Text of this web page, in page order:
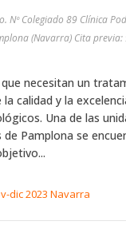
Nº Colegiado 89 Clínica
(Navarra) Cita
necesitan un
calidad y la
Una de las
Pamplona se
dic 2023 Navarra